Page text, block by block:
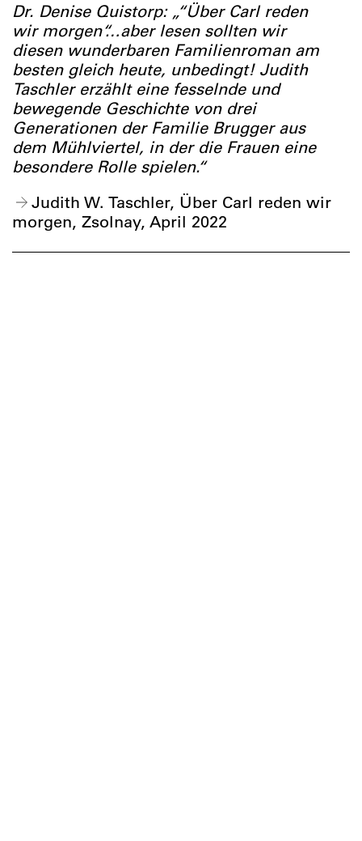
Dr. Denise Quistorp: „“Über Carl reden
wir morgen“…aber lesen sollten wir
diesen wunderbaren Familienroman am
besten gleich heute, unbedingt! Judith
Taschler erzählt eine fesselnde und
bewegende Geschichte von drei
Generationen der Familie Brugger aus
dem Mühlviertel, in der die Frauen eine
besondere Rolle spielen.“
Judith W. Taschler, Über Carl reden wir
morgen, Zsolnay, April 2022